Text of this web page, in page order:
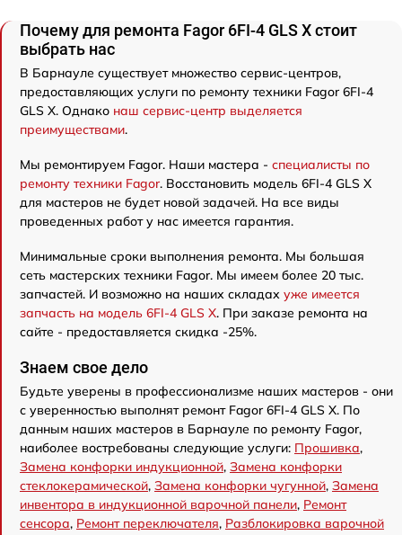
Почему для ремонта Fagor 6FI-4 GLS X стоит
выбрать нас
В Барнауле существует множество сервис-центров,
предоставляющих услуги по ремонту техники Fagor 6FI-4
GLS X. Однако наш сервис-центр выделяется
преимуществами.
Мы ремонтируем Fagor. Наши мастера - специалисты по
ремонту техники Fagor. Восстановить модель 6FI-4 GLS X
для мастеров не будет новой задачей. На все виды
проведенных работ у нас имеется гарантия.
Минимальные сроки выполнения ремонта. Мы большая
сеть мастерских техники Fagor. Мы имеем более 20 тыс.
запчастей. И возможно на наших складах уже имеется
запчасть на модель 6FI-4 GLS X. При заказе ремонта на
сайте - предоставляется скидка -25%.
Знаем свое дело
Будьте уверены в профессионализме наших мастеров - они
с уверенностью выполнят ремонт Fagor 6FI-4 GLS X. По
данным наших мастеров в Барнауле по ремонту Fagor,
наиболее востребованы следующие услуги: Прошивка,
Замена конфорки индукционной, Замена конфорки
стеклокерамической, Замена конфорки чугунной, Замена
инвентора в индукционной варочной панели, Ремонт
сенсора, Ремонт переключателя, Разблокировка варочной